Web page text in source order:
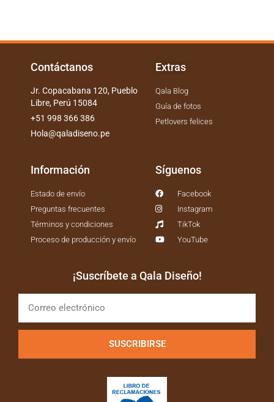
Contáctanos
Jr. Copacabana 120, Pueblo
Libre, Perú 15084
+51 998 366 386
Hola@qaladiseno.pe
Extras
Qala Blog
Guía de fotos
Petlovers felices
Información
Estado de envío
Preguntas frecuentes
Términos y condiciones
Proceso de producción y envío
Síguenos
Facebook
Instagram
TikTok
YouTube
¡Suscríbete a Qala Diseño!
SUSCRIBIRSE